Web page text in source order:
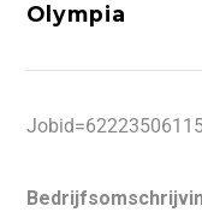
Olympia